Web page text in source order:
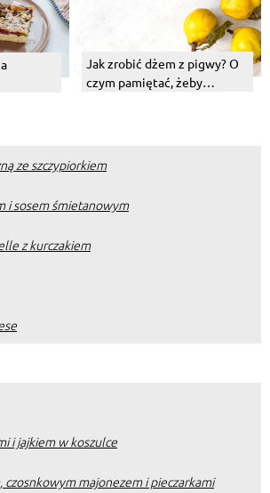
Jak zrobić dżem z pigwy? O
czym pamiętać, żeby
ze szczypiorkiem
i sosem śmietanowym
z kurczakiem
i jajkiem w koszulce
majonezem i pieczarkami